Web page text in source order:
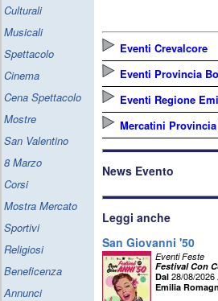
Culturali
Musicali
Spettacolo
Cinema
Cena Spettacolo
Mostre
San Valentino
8 Marzo
Corsi
Mostra Mercato
Sportivi
Religiosi
Beneficenza
Annunci
Eventi Crevalcore
Eventi Provincia
Eventi Regione
Mercatini
News Evento
Leggi anche
San Giovanni '50
Eventi Feste
Festival Con
Dal 28/08/2026
Emilia